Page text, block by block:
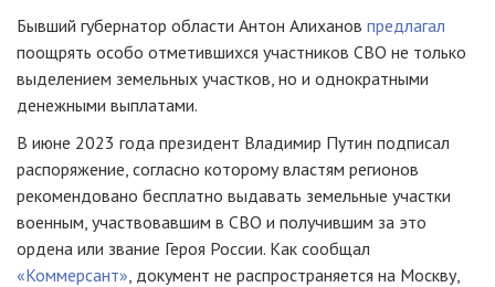
Бывший губернатор области Антон Алиханов предлагал
поощрять особо отметившихся участников СВО не только
выделением земельных участков, но и однократными
денежными выплатами.
В июне 2023 года президент Владимир Путин подписал
распоряжение, согласно которому властям регионов
рекомендовано бесплатно выдавать земельные участки
военным, участвовавшим в СВО и получившим за это
ордена или звание Героя России. Как сообщал
«Коммерсант», документ не распространяется на Москву,